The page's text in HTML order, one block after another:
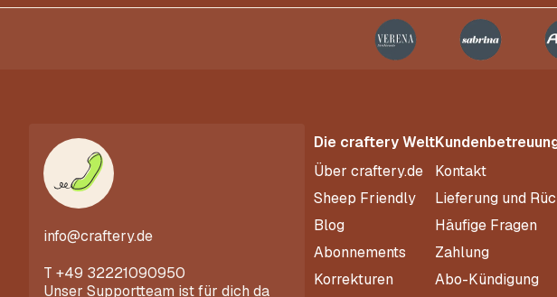
info@craftery.de
T +49 32221090950
Unser Supportteam ist für dich da
Die craftery Welt
Über craftery.de
Sheep Friendly
Blog
Abonnements
Korrekturen
Kontakt
Lieferung und
Häufige Fragen
Zahlung
Abo-Kündigung